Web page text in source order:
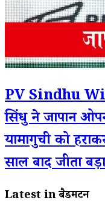
PV Sindhu
सिंधु ने जापान
यामागुची को
साल बाद जीता
Latest in बैडमिंटन